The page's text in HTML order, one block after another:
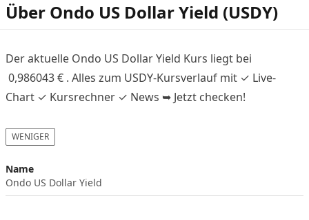
Über Ondo US Dollar Yield (USDY)
Der aktuelle Ondo US Dollar Yield Kurs liegt bei
0,986043€ . Alles zum USDY-Kursverlauf mit ✓ Live-
Chart ✓ Kursrechner ✓ News ➥ Jetzt checken!
WENIGER
Name
Ondo US Dollar Yield